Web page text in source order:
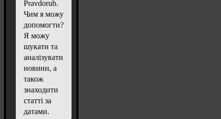
Pravdorub.
Чим я можу
допомогти?
Я можу
шукати та
аналізувати
новини, а
також
знаходити
статті за
датами.